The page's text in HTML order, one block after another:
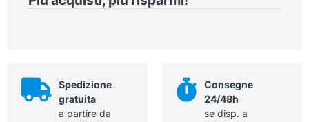
100
quantità
Spedizione
gratuita
a partire da
Consegne
24/48h
se disp. a